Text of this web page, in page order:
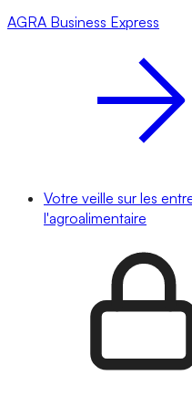
AGRA Business Express
Votre veille sur les
l'agroalimentaire